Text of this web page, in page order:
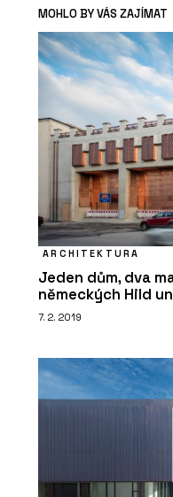
MOHLO BY VÁS ZAJÍMAT
ARCHITEKTURA
Jeden dům, dva
německých Hild
7. 2. 2019